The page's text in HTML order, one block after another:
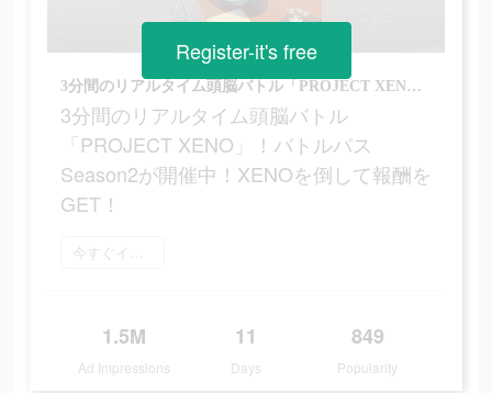
3分間のリアルタイム頭脳バトル「PROJECT XENO」！バトルパスSeason2が開催中！XENOを倒して報酬をGET！
3分間のリアルタイム頭脳バトル
「PROJECT XENO」！バトルパス
Season2が開催中！XENOを倒して報酬を
GET！
今すぐインストール
1.5M
Ad Impressions
11
Days
849
Popularity
Register-it's free